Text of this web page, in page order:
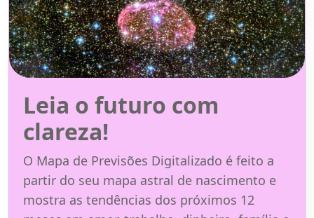
Leia o futuro com
clareza!
O Mapa de Previsões Digitalizado é feito a
partir do seu mapa astral de nascimento e
mostra as tendências dos próximos 12